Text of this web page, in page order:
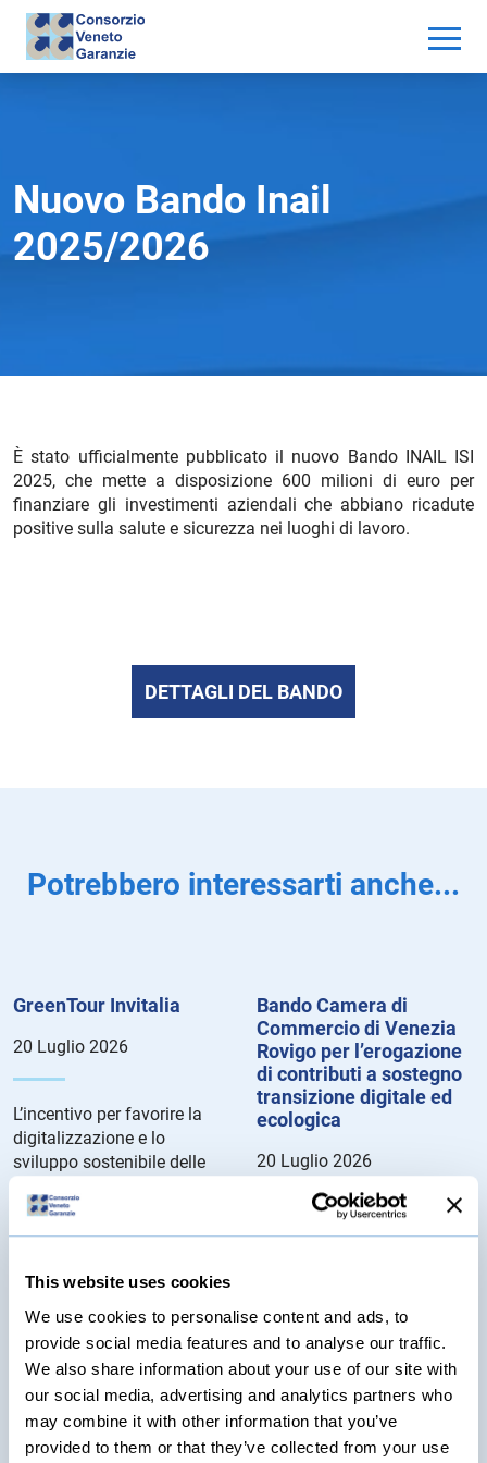
This website uses cookies
We use cookies to personalise content and ads, to
provide social media features and to analyse our traffic.
We also share information about your use of our site with
our social media, advertising and analytics partners who
may combine it with other information that you’ve
provided to them or that they’ve collected from your use
Nuovo Bando Inail
2025/2026
È stato ufficialmente pubblicato il nuovo Bando INAIL ISI
2025, che mette a disposizione 600 milioni di euro per
finanziare gli investimenti aziendali che abbiano ricadute
positive sulla salute e sicurezza nei luoghi di lavoro.
DETTAGLI DEL BANDO
Potrebbero interessarti anche...
GreenTour Invitalia
20 Luglio 2026
L’incentivo per favorire la
digitalizzazione e lo
sviluppo sostenibile delle
Dettagli del Bando...
Bando Camera di
Commercio di Venezia
Rovigo per l’erogazione
di contributi a sostegno
transizione digitale ed
ecologica
20 Luglio 2026
aventi sede legale e/o unità
locali nella circoscrizione
territoriale della Camera di
Commercio di Venezia e
Rovigo. Dettagli del bando...